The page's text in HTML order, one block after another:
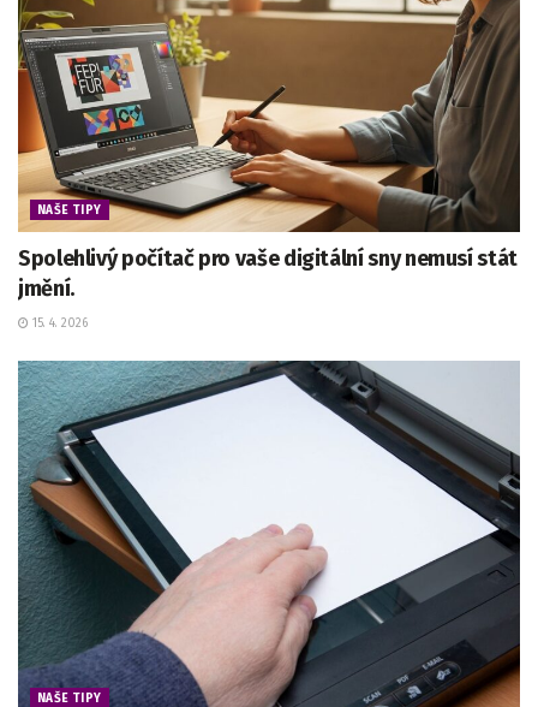
NAŠE TIPY
Spolehlivý počítač pro vaše digitální sny nemusí stát
jmění.
15. 4. 2026
NAŠE TIPY